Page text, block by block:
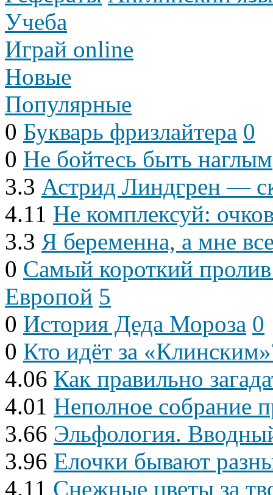
Учеба
Играй online
Новые
Популярные
0 Букварь фризлайтера 0
0 Не бойтесь быть наглым
3.3 Астрид Линдгрен —
4.11 Не комплексуй:
3.3 Я беременна, а мне
0 Самый короткий
Европой 5
0 История Деда Мороза 0
0 Кто идёт за
4.06 Как правильно
4.01 Неполное собрание
3.66 Эльфология.
3.96 Елочки бывают
4.11 Снежные цветы за